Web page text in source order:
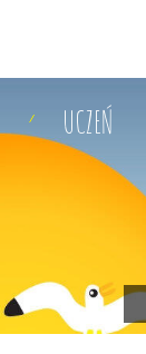
UCZEŃ